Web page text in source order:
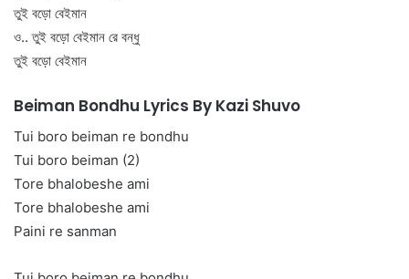
তুই বড়ো বেইমান
ও.. তুই বড়ো বেইমান রে বন্ধু
তুই বড়ো বেইমান
Beiman Bondhu Lyrics By Kazi Shuvo
Tui boro beiman re bondhu
Tui boro beiman (2)
Tore bhalobeshe ami
Tore bhalobeshe ami
Paini re sanman